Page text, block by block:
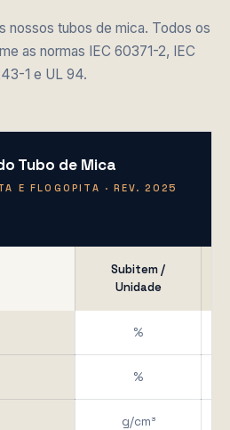
nossos tubos de mica. Todos os
as normas IEC 60371-2, IEC
1 e UL 94.
Tubo de Mica
E FLOGOPITA · REV. 2025
Subitem /
Unidade
%
%
g/cm³